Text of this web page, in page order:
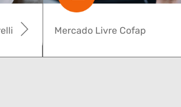
Mercado Livre Cofap